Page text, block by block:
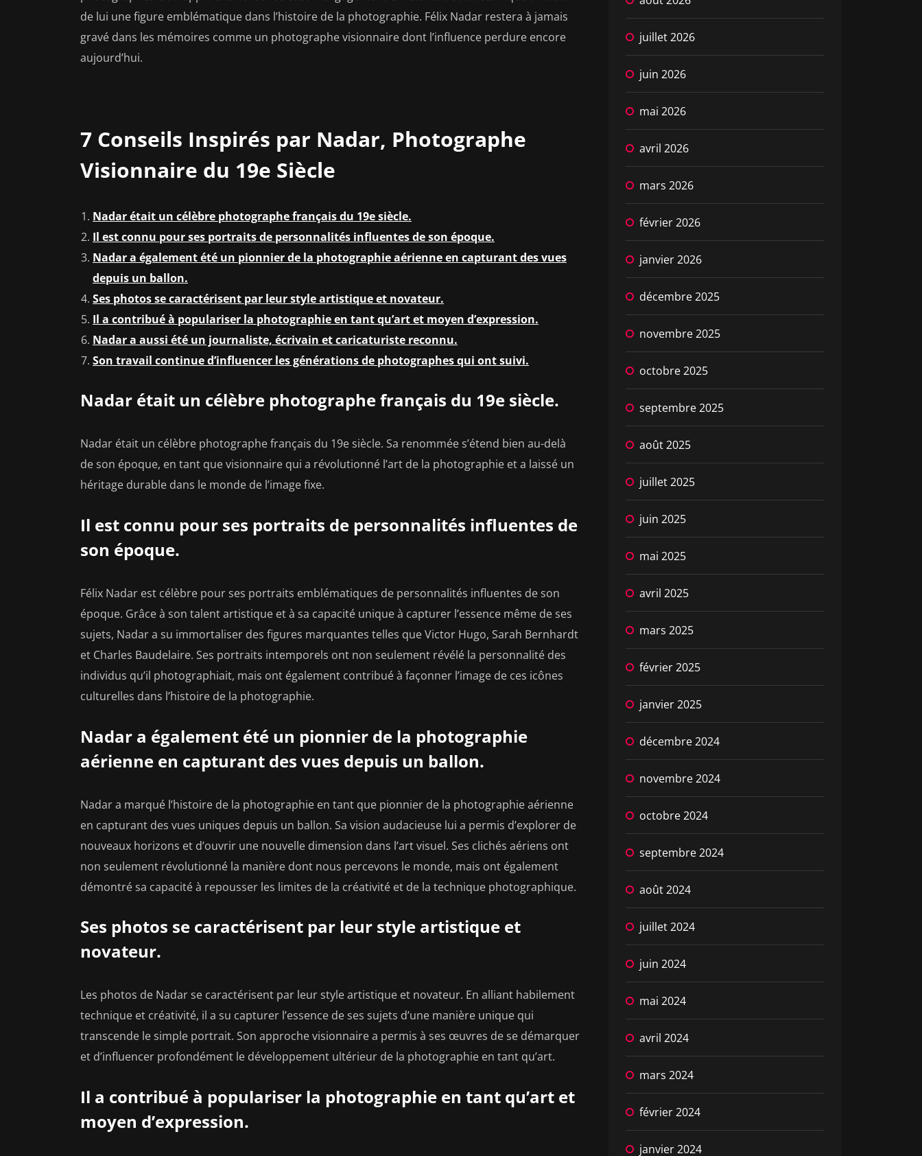
de lui une figure emblématique dans l’histoire de la photographie. Félix Nadar restera à jamais
gravé dans les mémoires comme un photographe visionnaire dont l’influence perdure encore
aujourd’hui.
7 Conseils Inspirés par Nadar, Photographe
Visionnaire du 19e Siècle
Nadar était un célèbre photographe français du 19e siècle.
Il est connu pour ses portraits de personnalités influentes de son époque.
Nadar a également été un pionnier de la photographie aérienne en capturant des vues
depuis un ballon.
Ses photos se caractérisent par leur style artistique et novateur.
Il a contribué à populariser la photographie en tant qu’art et moyen d’expression.
Nadar a aussi été un journaliste, écrivain et caricaturiste reconnu.
Son travail continue d’influencer les générations de photographes qui ont suivi.
Nadar était un célèbre photographe français du 19e siècle.
Nadar était un célèbre photographe français du 19e siècle. Sa renommée s’étend bien au-delà
de son époque, en tant que visionnaire qui a révolutionné l’art de la photographie et a laissé un
héritage durable dans le monde de l’image fixe.
Il est connu pour ses portraits de personnalités influentes de
son époque.
Félix Nadar est célèbre pour ses portraits emblématiques de personnalités influentes de son
époque. Grâce à son talent artistique et à sa capacité unique à capturer l’essence même de ses
sujets, Nadar a su immortaliser des figures marquantes telles que Victor Hugo, Sarah Bernhardt
et Charles Baudelaire. Ses portraits intemporels ont non seulement révélé la personnalité des
individus qu’il photographiait, mais ont également contribué à façonner l’image de ces icônes
culturelles dans l’histoire de la photographie.
Nadar a également été un pionnier de la photographie
aérienne en capturant des vues depuis un ballon.
Nadar a marqué l’histoire de la photographie en tant que pionnier de la photographie aérienne
en capturant des vues uniques depuis un ballon. Sa vision audacieuse lui a permis d’explorer de
nouveaux horizons et d’ouvrir une nouvelle dimension dans l’art visuel. Ses clichés aériens ont
non seulement révolutionné la manière dont nous percevons le monde, mais ont également
démontré sa capacité à repousser les limites de la créativité et de la technique photographique.
Ses photos se caractérisent par leur style artistique et
novateur.
Les photos de Nadar se caractérisent par leur style artistique et novateur. En alliant habilement
technique et créativité, il a su capturer l’essence de ses sujets d’une manière unique qui
transcende le simple portrait. Son approche visionnaire a permis à ses œuvres de se démarquer
et d’influencer profondément le développement ultérieur de la photographie en tant qu’art.
Il a contribué à populariser la photographie en tant qu’art et
moyen d’expression.
juillet 2026
juin 2026
mai 2026
avril 2026
mars 2026
février 2026
janvier 2026
décembre 2025
novembre 2025
octobre 2025
septembre 2025
août 2025
juillet 2025
juin 2025
mai 2025
avril 2025
mars 2025
février 2025
janvier 2025
décembre 2024
novembre 2024
octobre 2024
septembre 2024
août 2024
juillet 2024
juin 2024
mai 2024
avril 2024
mars 2024
février 2024
janvier 2024